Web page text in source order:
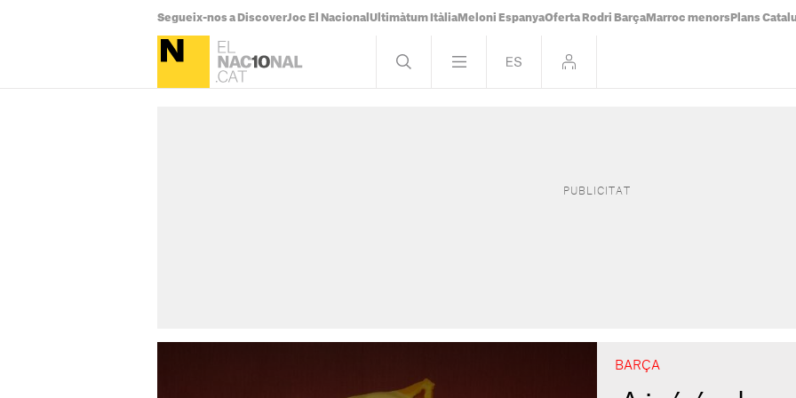
Segueix-nos a DiscoverJoc El Nacional Ultimàtum Itàlia Meloni EspanyaOferta Rodri Barça Marroc menors Plans
BARÇA